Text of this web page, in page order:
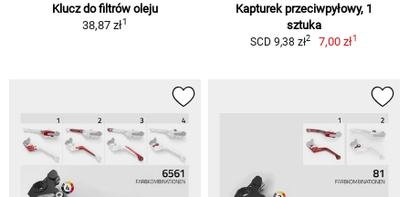
Klucz do filtrów oleju
38,87 zł1
Kapturek przeciwpyłowy, 1
sztuka
SCD 9,38 zł2 7,00 zł1